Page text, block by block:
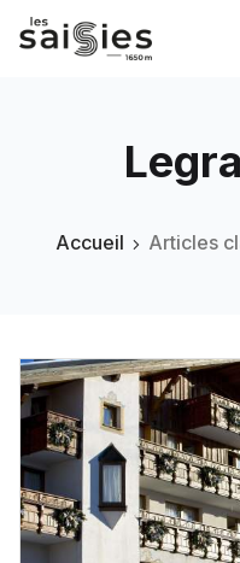
Accueil Articles